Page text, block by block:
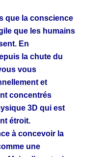
que la conscience
que les humains
En
la chute du
vous
et
concentrés
3D qui est
étroit.
à concevoir la
une